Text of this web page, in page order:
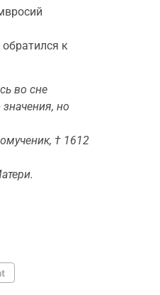
к
во сне
но
† 1612